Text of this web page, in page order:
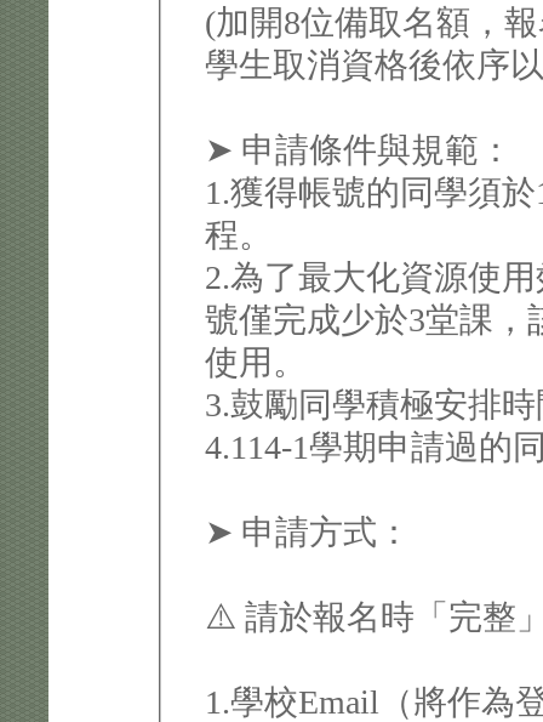
(加開8位備取名額，
學生取消資格後依序
➤ 申請條件與規範：
1.獲得帳號的同學須
程。
2.為了最大化資源使
號僅完成少於3堂課，
使用。
3.鼓勵同學積極安排
4.114-1學期申請過的
➤ 申請方式：
⚠️ 請於報名時「完整
1.學校Email（將作為